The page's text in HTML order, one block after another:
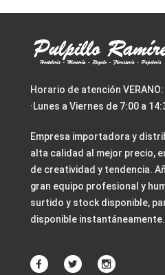
Horario de atención VERANO:
·Lunes a Viernes de 7:00 a
Empresa importadora y
alta calidad al mejor precio,
de creatividad y tendencia.
gran equipo profesional y
surtido y stock disponible,
disponible instantáneamente.